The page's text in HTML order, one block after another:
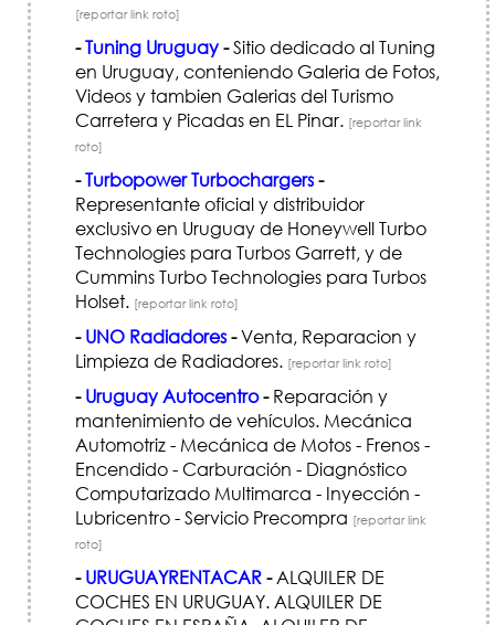
[reportar link roto]
-Tuning Uruguay-Sitio dedicado al Tuning
en Uruguay, conteniendo Galeria de Fotos,
Videos y tambien Galerias del Turismo
Carretera y Picadas en EL Pinar. [reportar link
roto]
-Turbopower Turbochargers-
Representante oficial y distribuidor
exclusivo en Uruguay de Honeywell Turbo
Technologies para Turbos Garrett, y de
Cummins Turbo Technologies para Turbos
Holset. [reportar link roto]
- UNO Radiadores-Venta, Reparacion y
Limpieza de Radiadores. [reportar link roto]
- Uruguay Autocentro-Reparación y
mantenimiento de vehículos. Mecánica
Automotriz - Mecánica de Motos - Frenos -
Encendido - Carburación - Diagnóstico
Computarizado Multimarca - Inyección -
Lubricentro - Servicio Precompra [reportar link
roto]
- URUGUAYRENTACAR-ALQUILER DE
COCHES EN URUGUAY. ALQUILER DE